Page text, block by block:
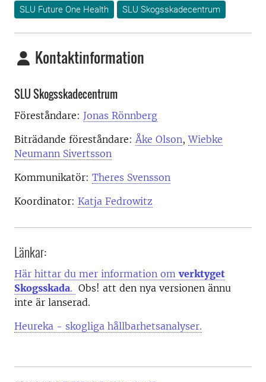
SLU Future One Health
SLU Skogsskadecentrum
Kontaktinformation
SLU Skogsskadecentrum
Föreståndare: Jonas Rönnberg
Biträdande föreståndare: Åke Olson,Wiebke
Neumann Sivertsson
Kommunikatör: Theres Svensson
Koordinator: Katja Fedrowitz
Länkar:
Här hittar du mer information omverktyget
Skogsskada. Obs! att den nya versionen ännu
inte är lanserad.
Heureka - skogliga hållbarhetsanalyser.